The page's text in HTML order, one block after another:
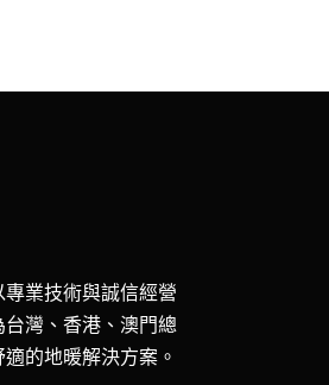
業技術與誠信經營
灣、香港、澳門總
的地暖解決方案。